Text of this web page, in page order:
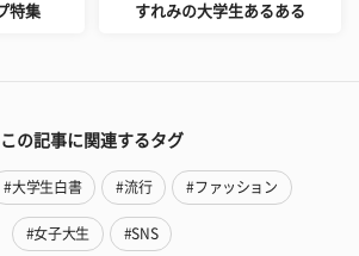
特集 すれみの大学生あるある
この記事に関連するタグ
#大学生白書 #流行 #ファッション
#女子大生 #SNS